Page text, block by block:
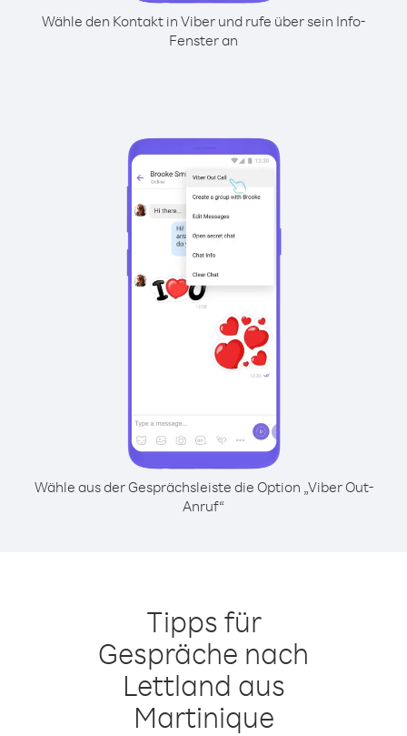
Wähle den Kontakt in Viber und rufe über sein Info-
Fenster an
Wähle aus der Gesprächsleiste die Option „Viber Out-
Anruf“
Tipps für
Gespräche nach
Lettland aus
Martinique